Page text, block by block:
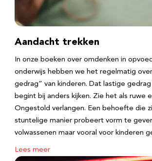
Aandacht trekken
In onze boeken over omdenken in
onderwijs hebben we het regelmatig
gedrag” van kinderen. Dat lastige
begint bij anders kijken. Zie het als ruwe
Ongestold verlangen. Een behoefte die
stuntelige manier probeert vorm te
volwassenen maar vooral voor kinderen
Lees meer